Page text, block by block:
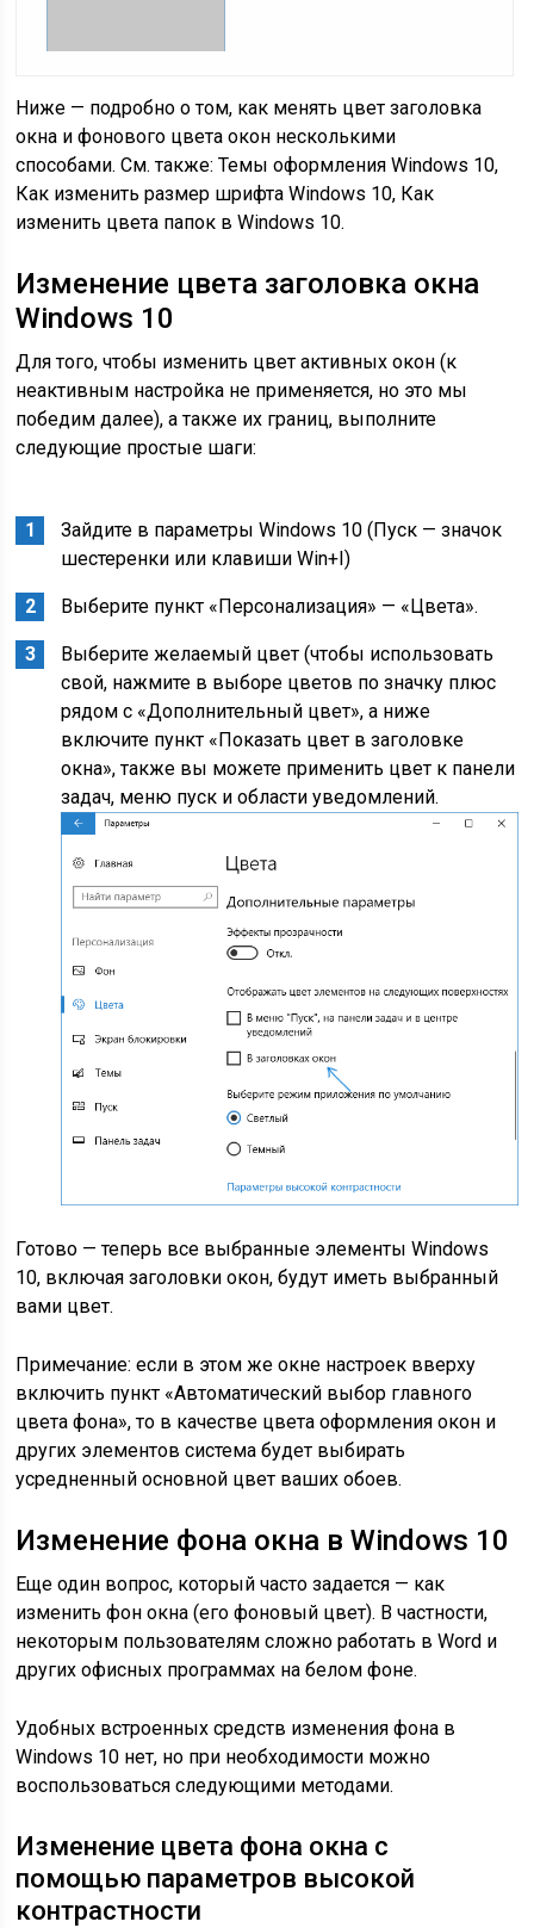
Ниже — подробно о том, как менять цвет заголовка
окна и фонового цвета окон несколькими
способами. См. также: Темы оформления Windows 10,
Как изменить размер шрифта Windows 10, Как
изменить цвета папок в Windows 10.
Изменение цвета заголовка окна
Windows 10
Для того, чтобы изменить цвет активных окон (к
неактивным настройка не применяется, но это мы
победим далее), а также их границ, выполните
следующие простые шаги:
Зайдите в параметры Windows 10 (Пуск — значок
шестеренки или клавиши Win+I)
Выберите пункт «Персонализация» — «Цвета».
Выберите желаемый цвет (чтобы использовать
свой, нажмите в выборе цветов по значку плюс
рядом с «Дополнительный цвет», а ниже
включите пункт «Показать цвет в заголовке
окна», также вы можете применить цвет к панели
задач, меню пуск и области уведомлений.
Готово — теперь все выбранные элементы Windows
10, включая заголовки окон, будут иметь выбранный
вами цвет.
Примечание: если в этом же окне настроек вверху
включить пункт «Автоматический выбор главного
цвета фона», то в качестве цвета оформления окон и
других элементов система будет выбирать
усредненный основной цвет ваших обоев.
Изменение фона окна в Windows 10
Еще один вопрос, который часто задается — как
изменить фон окна (его фоновый цвет). В частности,
некоторым пользователям сложно работать в Word и
других офисных программах на белом фоне.
Удобных встроенных средств изменения фона в
Windows 10 нет, но при необходимости можно
воспользоваться следующими методами.
Изменение цвета фона окна с
помощью параметров высокой
контрастности